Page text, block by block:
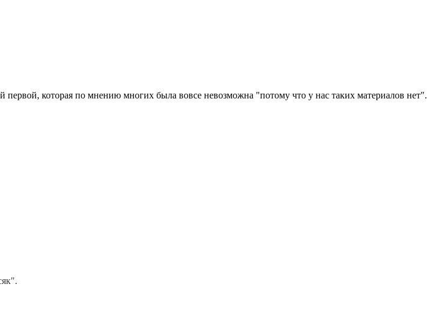
которая по мнению многих была вовсе невозможна "потому что у нас таких материалов нет".